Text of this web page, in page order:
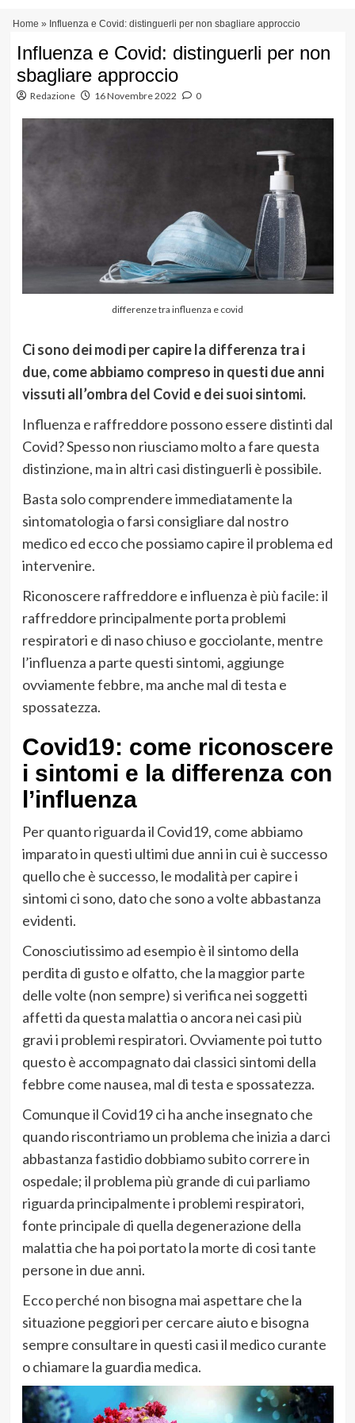
contenuto
Home » Influenza e Covid: distinguerli per non sbagliare approccio
Influenza e Covid: distinguerli per non
sbagliare approccio
Redazione 16 Novembre 2022 0
differenze tra influenza e covid
Ci sono dei modi per capire la differenza tra i
due, come abbiamo compreso in questi due anni
vissuti all’ombra del Covid e dei suoi sintomi.
Influenza e raffreddore possono essere distinti dal
Covid? Spesso non riusciamo molto a fare questa
distinzione, ma in altri casi distinguerli è possibile.
Basta solo comprendere immediatamente la
sintomatologia o farsi consigliare dal nostro
medico ed ecco che possiamo capire il problema ed
intervenire.
Riconoscere raffreddore e influenza è più facile: il
raffreddore principalmente porta problemi
respiratori e di naso chiuso e gocciolante, mentre
l’influenza a parte questi sintomi, aggiunge
ovviamente febbre, ma anche mal di testa e
spossatezza.
Covid19: come riconoscere
i sintomi e la differenza con
l’influenza
Per quanto riguarda il Covid19, come abbiamo
imparato in questi ultimi due anni in cui è successo
quello che è successo, le modalità per capire i
sintomi ci sono, dato che sono a volte abbastanza
evidenti.
Conosciutissimo ad esempio è il sintomo della
perdita di gusto e olfatto, che la maggior parte
delle volte (non sempre) si verifica nei soggetti
affetti da questa malattia o ancora nei casi più
gravi i problemi respiratori. Ovviamente poi tutto
questo è accompagnato dai classici sintomi della
febbre come nausea, mal di testa e spossatezza.
Comunque il Covid19 ci ha anche insegnato che
quando riscontriamo un problema che inizia a darci
abbastanza fastidio dobbiamo subito correre in
ospedale; il problema più grande di cui parliamo
riguarda principalmente i problemi respiratori,
fonte principale di quella degenerazione della
malattia che ha poi portato la morte di cosi tante
persone in due anni.
Ecco perché non bisogna mai aspettare che la
situazione peggiori per cercare aiuto e bisogna
sempre consultare in questi casi il medico curante
o chiamare la guardia medica.